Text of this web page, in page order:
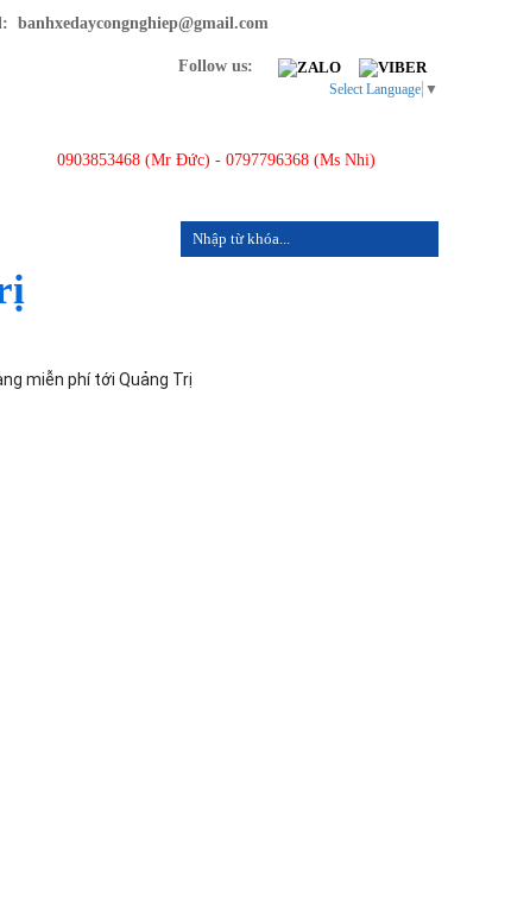
banhxedaycongnghiep@gmail.com
Follow us:
0903853468 (Mr Đức) - 0797796368 (Ms Nhi)
Select Language ▼
miễn phí tới Quảng Trị